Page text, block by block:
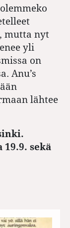
mutta nyt
yli
on
Anu’s
lähtee
sekä